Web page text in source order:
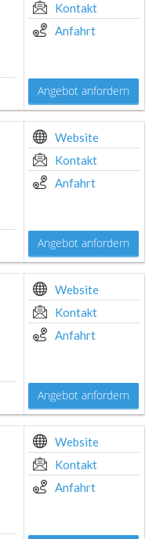
Kontakt
Anfahrt
Angebot anfordern
Website
Kontakt
Anfahrt
Angebot anfordern
Website
Kontakt
Anfahrt
Angebot anfordern
Website
Kontakt
Anfahrt